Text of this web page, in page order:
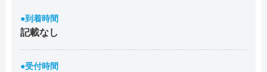
●到着時間
記載なし
●受付時間